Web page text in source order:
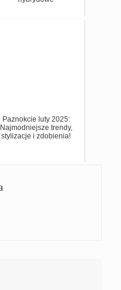
Paznokcie luty 2025:
Najmodniejsze trendy,
stylizacje i zdobienia!